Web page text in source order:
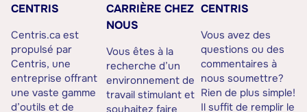
CENTRIS
Centris.ca est
propulsé par
Centris, une
entreprise offrant
une vaste gamme
d’outils et de
CARRIÈRE CHEZ
NOUS
Vous êtes à la
recherche d’un
environnement de
travail stimulant et
souhaitez faire
CENTRIS
Vous avez des
questions ou des
commentaires à
nous soumettre?
Rien de plus simple!
Il suffit de remplir le